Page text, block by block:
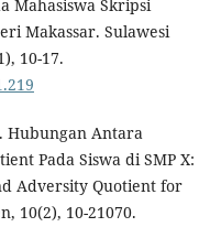
Mahasiswa Skripsi
Makassar. Sulawesi
10-17.
Hubungan Antara
Pada Siswa di SMP X:
Adversity Quotient for
10(2), 10-21070.